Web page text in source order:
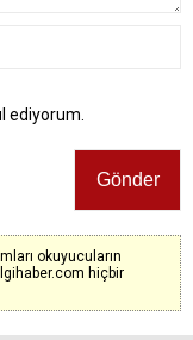
ediyorum.
okuyucuların
hiçbir